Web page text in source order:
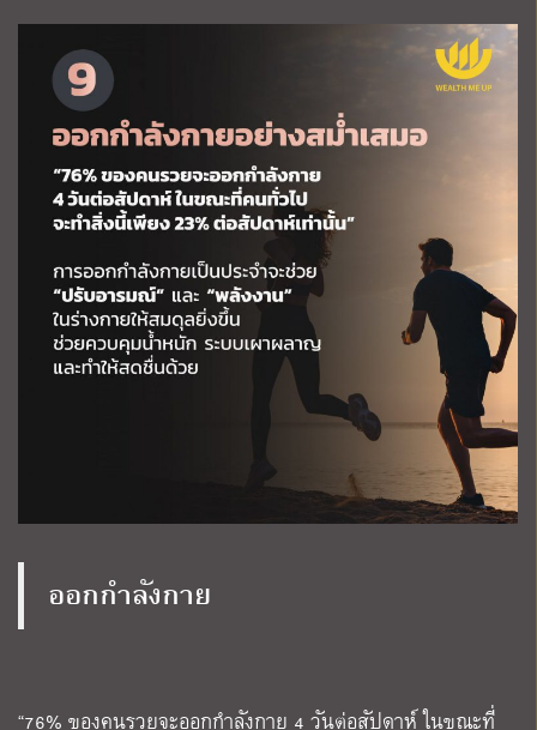
ออกกำลังกาย
“76% ของคนรวยจะออกกำลังกาย 4 วันต่อสัปดาห์ ในขณะที่